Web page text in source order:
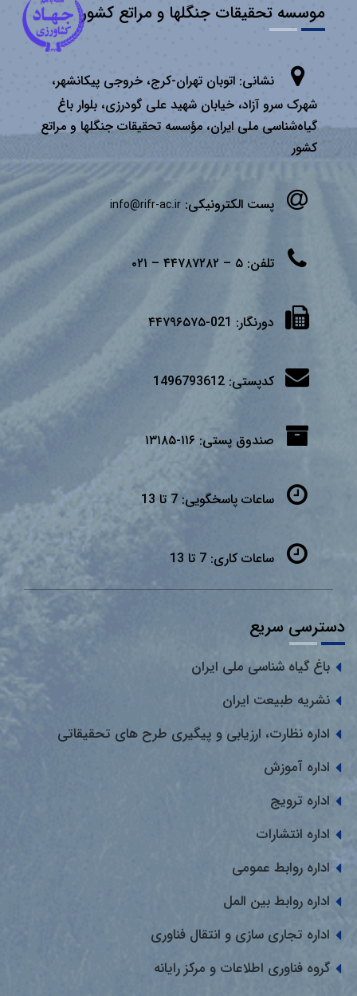
موسسه تحقیقات جنگلها و مراتع کشور
نشانی: اتوبان تهران­-كرج، خروجی پیكانشهر،
شهرک سرو آزاد، خیابان شهید علی گودرزی، بلوار باغ
گیاه‌شناسی ملی ایران، مؤسسه تحقیقات جنگلها و مراتع
كشور
پست الکترونیکی: info@rifr-ac.ir
تلفن: ۵ – ۴۴۷۸۷۲۸۲ – ۰۲۱
دورنگار: 021-۴۴۷۹۶۵۷۵
کدپستی: 1496793612
صندوق پستی: ۱۱۶-۱۳۱۸۵
ساعات پاسخگویی: 7 تا 13
ساعات کاری: 7 تا 13
دسترسی سریع
باغ گیاه شناسی ملی ایران
نشریه طبیعت ایران
اداره نظارت، ارزیابی و پیگیری طرح های تحقیقاتی
اداره آموزش
اداره ترویج
اداره انتشارات
اداره روابط عمومی
اداره روابط بین المل
اداره تجاری سازی و انتقال فناوری
گروه فناوری اطلاعات و مرکز رایانه